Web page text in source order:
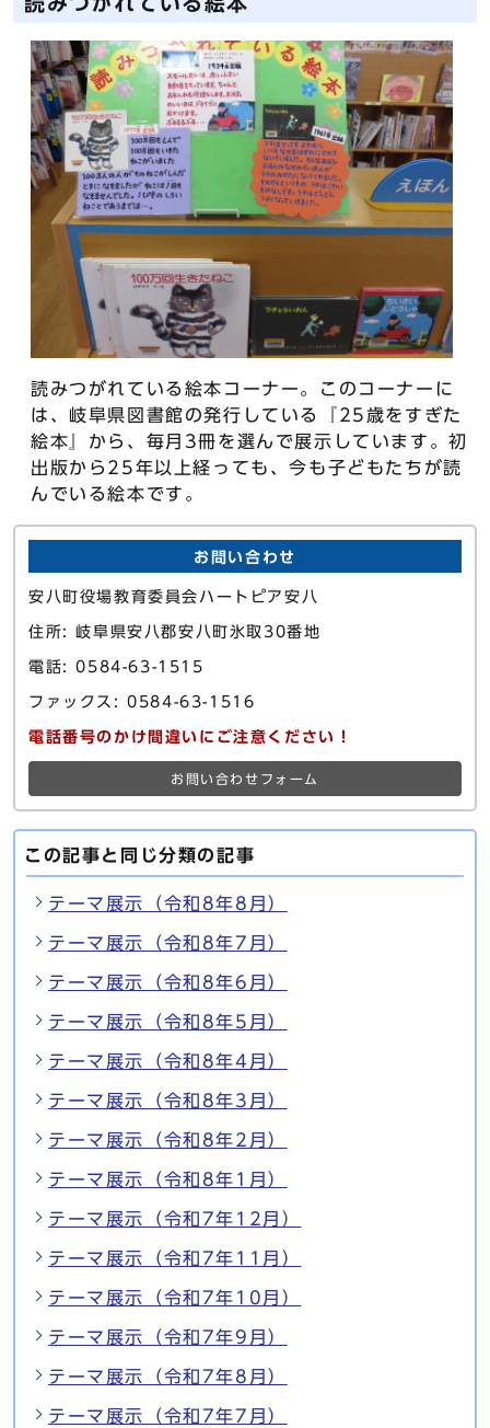
読みつがれている絵本コーナー。このコーナーに
は、岐阜県図書館の発行している『25歳をすぎた
絵本』から、毎月3冊を選んで展示しています。初
出版から25年以上経っても、今も子どもたちが読
んでいる絵本です。
お問い合わせ
安八町役場教育委員会ハートピア安八
住所: 岐阜県安八郡安八町氷取30番地
電話: 0584-63-1515
ファックス: 0584-63-1516
電話番号のかけ間違いにご注意ください！
お問い合わせフォーム
この記事と同じ分類の記事
テーマ展示（令和8年8月）
テーマ展示（令和8年7月）
テーマ展示（令和8年6月）
テーマ展示（令和8年5月）
テーマ展示（令和8年4月）
テーマ展示（令和8年3月）
テーマ展示（令和8年2月）
テーマ展示（令和8年1月）
テーマ展示（令和7年12月）
テーマ展示（令和7年11月）
テーマ展示（令和7年10月）
テーマ展示（令和7年9月）
テーマ展示（令和7年8月）
テーマ展示（令和7年7月）